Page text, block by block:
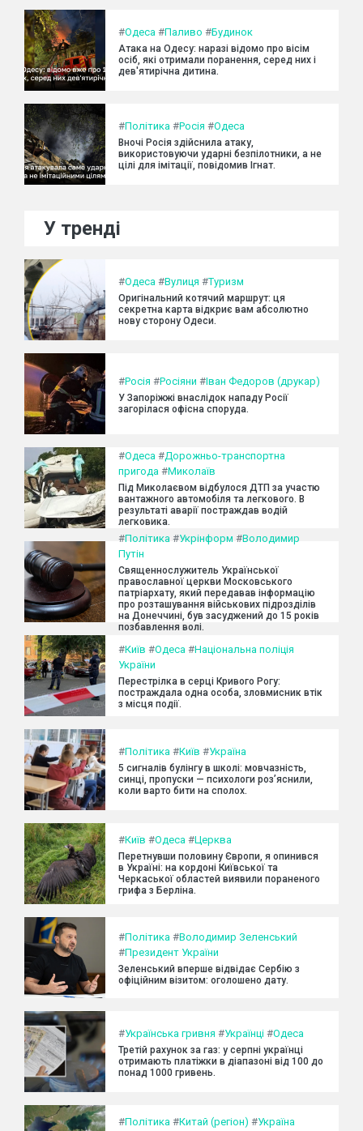
#Одеса #Паливо #Будинок
Атака на Одесу: наразі відомо про вісім
осіб, які отримали поранення, серед них і
дев'ятирічна дитина.
#Політика #Росія #Одеса
Вночі Росія здійснила атаку,
використовуючи ударні безпілотники, а не
цілі для імітації, повідомив Ігнат.
У тренді
#Одеса #Вулиця #Туризм
Оригінальний котячий маршрут: ця
секретна карта відкриє вам абсолютно
нову сторону Одеси.
#Росія #Росіяни #Іван Федоров (друкар)
У Запоріжжі внаслідок нападу Росії
загорілася офісна споруда.
#Одеса #Дорожньо-транспортна
пригода #Миколаїв
Під Миколаєвом відбулося ДТП за участю
вантажного автомобіля та легкового. В
результаті аварії постраждав водій
легковика.
#Політика #Укрінформ #Володимир
Путін
Священнослужитель Української
православної церкви Московського
патріархату, який передавав інформацію
про розташування військових підрозділів
на Донеччині, був засуджений до 15 років
позбавлення волі.
#Київ #Одеса #Національна поліція
України
Перестрілка в серці Кривого Рогу:
постраждала одна особа, зловмисник втік
з місця події.
#Політика #Київ #Україна
5 сигналів булінгу в школі: мовчазність,
синці, пропуски — психологи роз’яснили,
коли варто бити на сполох.
#Київ #Одеса #Церква
Перетнувши половину Європи, я опинився
в Україні: на кордоні Київської та
Черкаської областей виявили пораненого
грифа з Берліна.
#Політика #Володимир Зеленський
#Президент України
Зеленський вперше відвідає Сербію з
офіційним візитом: оголошено дату.
#Українська гривня #Українці #Одеса
Третій рахунок за газ: у серпні українці
отримають платіжки в діапазоні від 100 до
понад 1000 гривень.
#Політика #Китай (регіон) #Україна